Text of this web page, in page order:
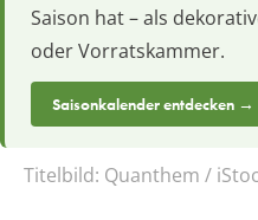
Saison hat – als
oder Vorratskammer.
Saisonkalender entdecken →
Titelbild: Quanthem /